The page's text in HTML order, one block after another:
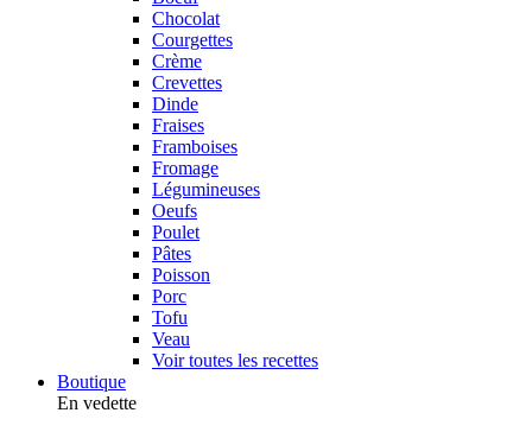
Chocolat
Courgettes
Crème
Crevettes
Dinde
Fraises
Framboises
Fromage
Légumineuses
Oeufs
Poulet
Pâtes
Poisson
Porc
Tofu
Veau
Voir toutes les recettes
Boutique
En vedette